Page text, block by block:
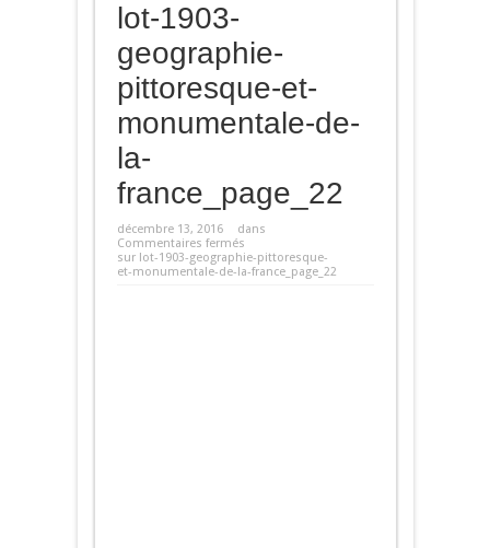
lot-1903-
geographie-
pittoresque-et-
monumentale-de-
la-
france_page_22
décembre 13, 2016
dans
Commentaires fermés
sur lot-1903-geographie-pittoresque-
et-monumentale-de-la-france_page_22